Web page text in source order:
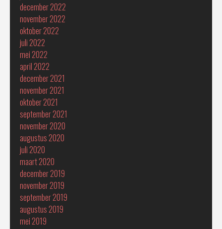
december 2022
november 2022
oktober 2022
juli 2022
mei 2022
april 2022
december 2021
november 2021
oktober 2021
september 2021
november 2020
augustus 2020
juli 2020
maart 2020
december 2019
november 2019
september 2019
augustus 2019
mei 2019